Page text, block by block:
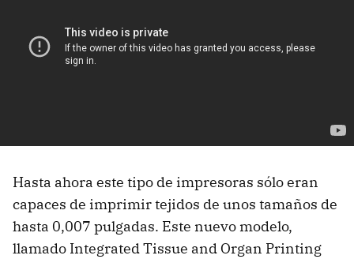
Hasta ahora este tipo de impresoras sólo eran
capaces de imprimir tejidos de unos tamaños de
hasta 0,007 pulgadas. Este nuevo modelo,
llamado Integrated Tissue and Organ Printing